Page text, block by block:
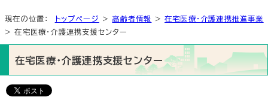
現在の位置： トップページ > 高齢者情報 >在宅医療・介護連携推進事業
> 在宅医療・介護連携支援センター
在宅医療・介護連携支援センター